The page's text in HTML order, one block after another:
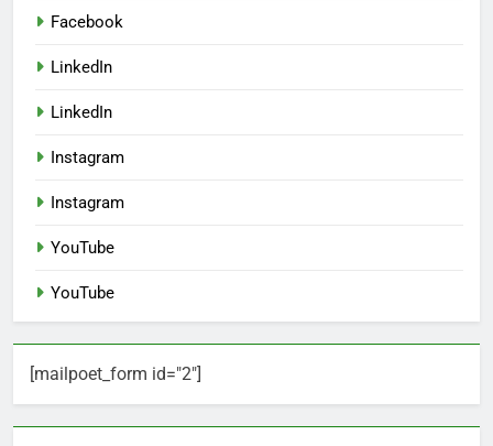
Facebook
LinkedIn
LinkedIn
Instagram
Instagram
YouTube
YouTube
[mailpoet_form id="2"]